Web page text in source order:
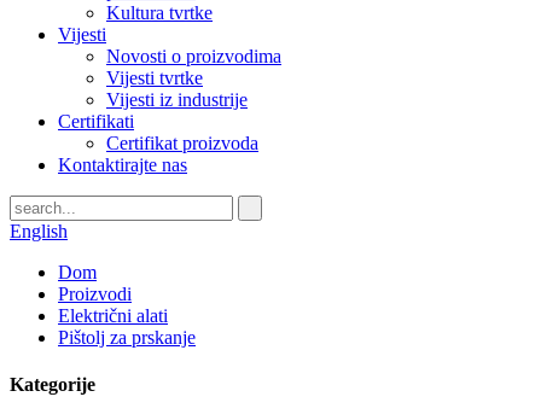
Kultura tvrtke
Vijesti
Novosti o proizvodima
Vijesti tvrtke
Vijesti iz industrije
Certifikati
Certifikat proizvoda
Kontaktirajte nas
English
Dom
Proizvodi
Električni alati
Pištolj za prskanje
Kategorije